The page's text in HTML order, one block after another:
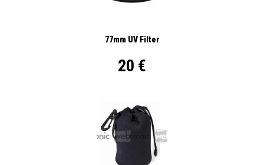
77mm UV Filter
20 €